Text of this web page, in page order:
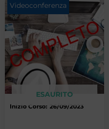
ESAURITO
Inizio Corso: 26/09/2023
Videoconferenza